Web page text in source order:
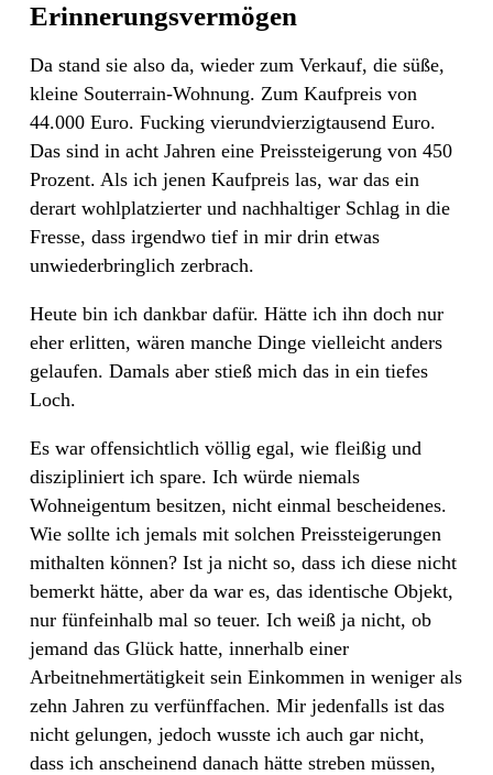
Erinnerungsvermögen
Da stand sie also da, wieder zum Verkauf, die süße,
kleine Souterrain-Wohnung. Zum Kaufpreis von
44.000 Euro. Fucking vierundvierzigtausend Euro.
Das sind in acht Jahren eine Preissteigerung von 450
Prozent. Als ich jenen Kaufpreis las, war das ein
derart wohlplatzierter und nachhaltiger Schlag in die
Fresse, dass irgendwo tief in mir drin etwas
unwiederbringlich zerbrach.
Heute bin ich dankbar dafür. Hätte ich ihn doch nur
eher erlitten, wären manche Dinge vielleicht anders
gelaufen. Damals aber stieß mich das in ein tiefes
Loch.
Es war offensichtlich völlig egal, wie fleißig und
diszipliniert ich spare. Ich würde niemals
Wohneigentum besitzen, nicht einmal bescheidenes.
Wie sollte ich jemals mit solchen Preissteigerungen
mithalten können? Ist ja nicht so, dass ich diese nicht
bemerkt hätte, aber da war es, das identische Objekt,
nur fünfeinhalb mal so teuer. Ich weiß ja nicht, ob
jemand das Glück hatte, innerhalb einer
Arbeitnehmertätigkeit sein Einkommen in weniger als
zehn Jahren zu verfünffachen. Mir jedenfalls ist das
nicht gelungen, jedoch wusste ich auch gar nicht,
dass ich anscheinend danach hätte streben müssen,